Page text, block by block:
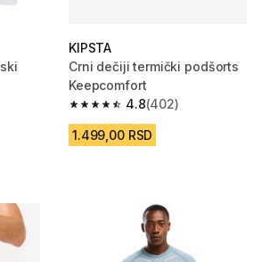
Recenzije
KIPSTA
Crni dečiji termički podšorts
Keepcomfort
4.8
4.8 od 5 zvezdica from 402
(402)
1.499,00 RSD